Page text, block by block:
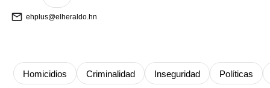
ehplus@elheraldo.hn
Homicidios Criminalidad Inseguridad Políticas